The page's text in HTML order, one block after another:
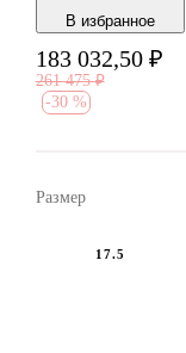
В избранноe
183 032,50 ₽
261 475 ₽
-30 %
Размер
17.5